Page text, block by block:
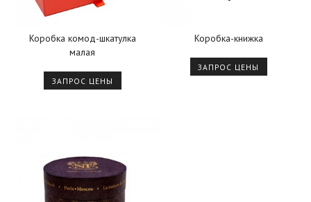
Коробка комод-шкатулка
малая
ЗАПРОС ЦЕНЫ
Коробка-книжка
ЗАПРОС ЦЕНЫ